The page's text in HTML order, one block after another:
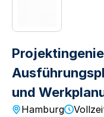
und
Hamburg